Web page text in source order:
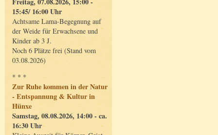
15:45/ 16:00 Uhr
Achtsame Lama-Begegnung auf
der Weide für Erwachsene und
Kinder ab 3 J.
Noch 6 Plätze frei (Stand vom
03.08.2026)
* * *
Zur Ruhe kommen in der Natur
- Entspannung & Kultur in
Hünxe
Samstag, 08.08.2026, 14:00 - ca.
16:30 Uhr